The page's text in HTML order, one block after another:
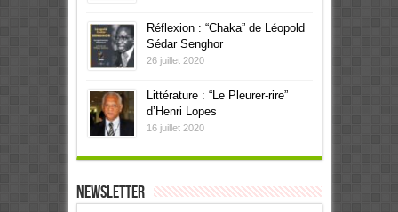
Réflexion : “Chaka” de Léopold
Sédar Senghor
26 juillet 2020
Littérature : “Le Pleurer-rire”
d’Henri Lopes
16 juillet 2020
Newsletter